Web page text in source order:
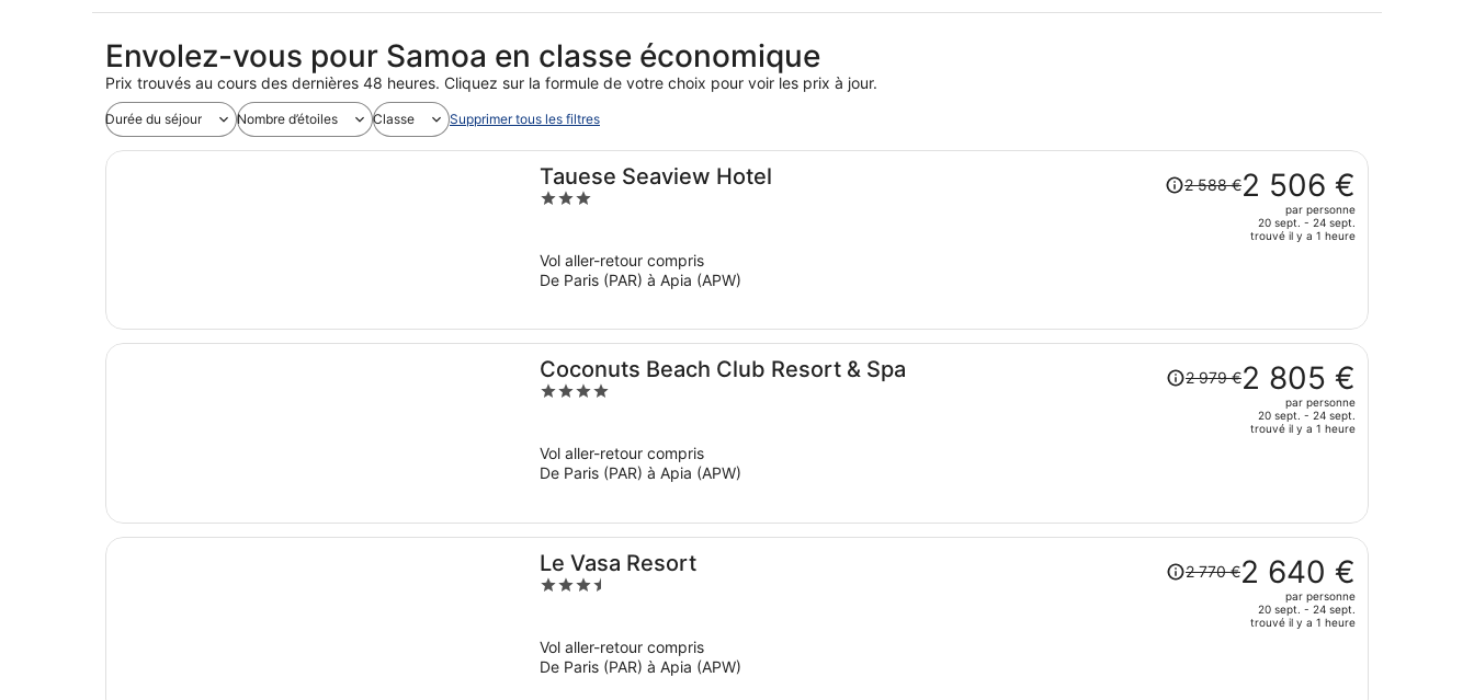
Envolez-vous pour Samoa en classe économique
Prix trouvés au cours des dernières 48 heures. Cliquez sur la formule de votre choix pour voir les prix à jour.
Durée du séjour Nombre d’étoiles Classe Supprimer tous les filtres
Tauese Seaview Hotel
3
5
Le
prix
prix
est
maintenant
de
2 588 €2 506 €
par personne
20 sept. - 24 sept.
trouvé il y a 1 heure
Vol aller-retour compris
De Paris (PAR) à Apia (APW)
Coconuts Beach Club Resort & Spa
4
5
Le
prix
prix
est
maintenant
de
2 979 €2 805 €
par personne
20 sept. - 24 sept.
trouvé il y a 1 heure
Vol aller-retour compris
De Paris (PAR) à Apia (APW)
Le Vasa Resort
3.5
5
Le
prix2 770 €2 640 €
par personne
20 sept. - 24 sept.
trouvé il y a 1 heure
Vol aller-retour compris
De Paris (PAR) à Apia (APW)